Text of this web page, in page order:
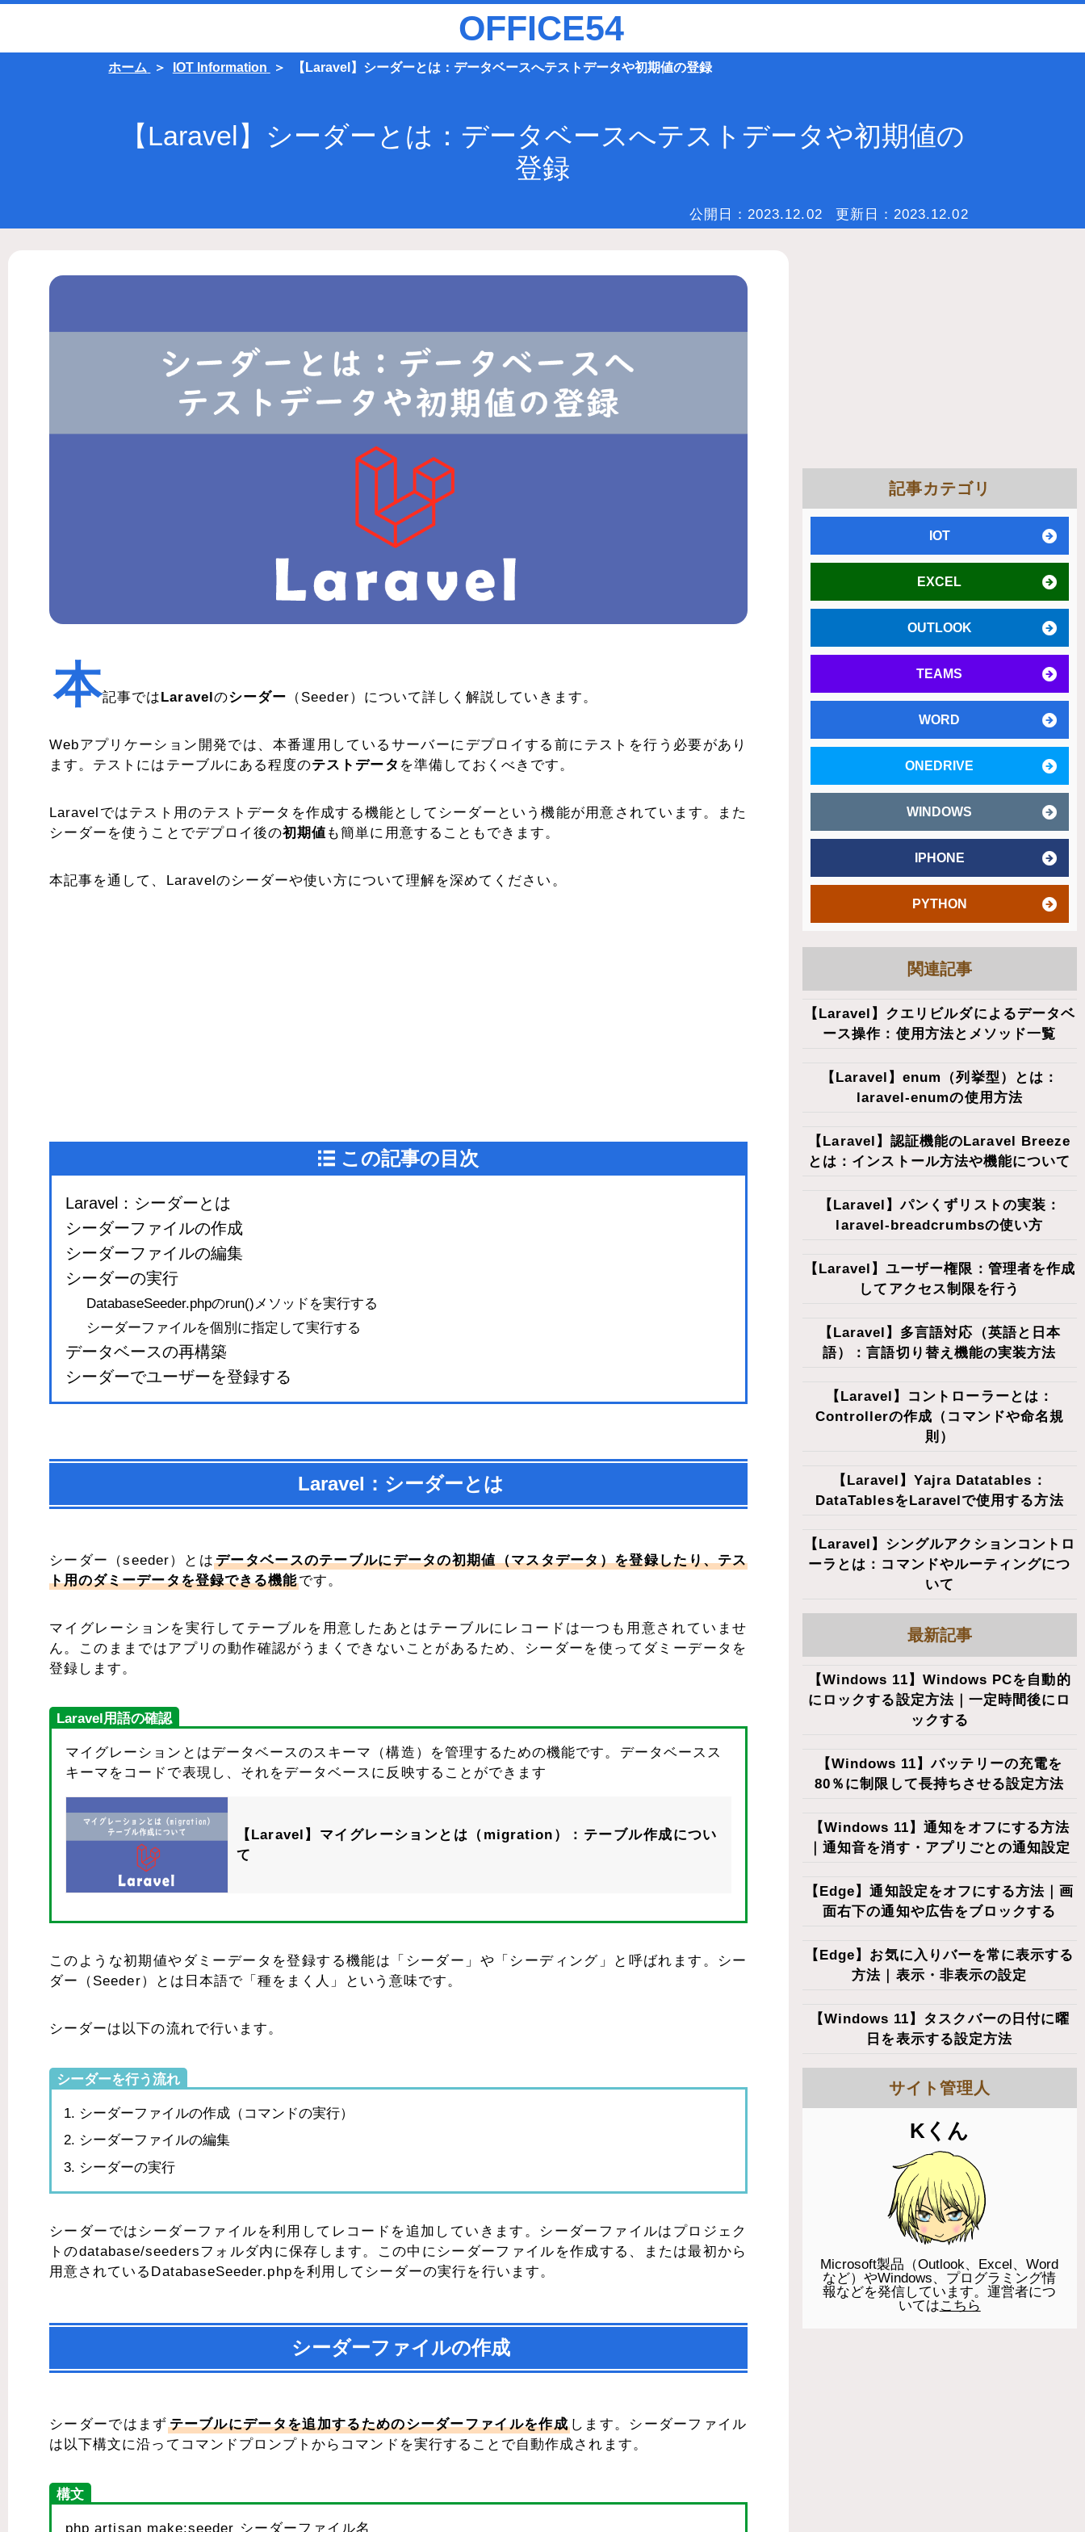
OFFICE54
ホーム IOT Information 【Laravel】シーダーとは：データベースへテストデータや初期値の登録
【Laravel】シーダーとは：データベースへテストデータや初期値の
登録
公開日： 2023.12.02 更新日： 2023.12.02
本記事ではLaravelのシーダー （Seeder）について詳しく解説していきます。
Webアプリケーション開発では、本番運用しているサーバーにデプロイする前にテストを行う必要があり
ます。テストにはテーブルにある程度のテストデータ を準備しておくべきです。
Laravelではテスト用のテストデータを作成する機能としてシーダーという機能が用意されています。また
シーダーを使うことでデプロイ後の初期値 も簡単に用意することもできます。
本記事を通して、Laravelのシーダーや使い方について理解を深めてください。
この記事の目次
Laravel：シーダーとは
シーダーファイルの作成
シーダーファイルの編集
シーダーの実行
DatabaseSeeder.phpのrun()メソッドを実行する
シーダーファイルを個別に指定して実行する
データベースの再構築
シーダーでユーザーを登録する
Laravel：シーダーとは
シーダー（seeder）とはデータベースのテーブルにデータの初期値（マスタデータ）を登録したり、テス
ト用のダミーデータを登録できる機能です。
マイグレーションを実行してテーブルを用意したあとはテーブルにレコードは一つも用意されていませ
ん。このままではアプリの動作確認がうまくできないことがあるため、シーダーを使ってダミーデータを
登録します。
Laravel用語の確認
マイグレーションとはデータベースのスキーマ（構造）を管理するための機能です。データベースス
キーマをコードで表現し、それをデータベースに反映することができます
【Laravel】マイグレーションとは（migration）：テーブル作成につい
て
このような初期値やダミーデータを登録する機能は「シーダー」や「シーディング」と呼ばれます。シー
ダー（Seeder）とは日本語で「種をまく人」という意味です。
シーダーは以下の流れで行います。
シーダーを行う流れ
シーダーファイルの作成（コマンドの実行）
シーダーファイルの編集
シーダーの実行
シーダーではシーダーファイルを利用してレコードを追加していきます。シーダーファイルはプロジェク
トのdatabase/seedersフォルダ内に保存します。この中にシーダーファイルを作成する、または最初から
用意されているDatabaseSeeder.phpを利用してシーダーの実行を行います。
シーダーファイルの作成
シーダーではまずテーブルにデータを追加するためのシーダーファイルを作成します。シーダーファイル
は以下構文に沿ってコマンドプロンプトからコマンドを実行することで自動作成されます。
構文
php artisan make:seeder シーダーファイル名
記事カテゴリ
IOT
EXCEL
OUTLOOK
TEAMS
WORD
ONEDRIVE
WINDOWS
IPHONE
PYTHON
関連記事
【Laravel】クエリビルダによるデータベ
ース操作：使用方法とメソッド一覧
【Laravel】enum（列挙型）とは：
laravel-enumの使用方法
【Laravel】認証機能のLaravel Breeze
とは：インストール方法や機能について
【Laravel】パンくずリストの実装：
laravel-breadcrumbsの使い方
【Laravel】ユーザー権限：管理者を作成
してアクセス制限を行う
【Laravel】多言語対応（英語と日本
語）：言語切り替え機能の実装方法
【Laravel】コントローラーとは：
Controllerの作成（コマンドや命名規
則）
【Laravel】Yajra Datatables：
DataTablesをLaravelで使用する方法
【Laravel】シングルアクションコントロ
ーラとは：コマンドやルーティングにつ
いて
最新記事
【Windows 11】Windows PCを自動的
にロックする設定方法｜一定時間後にロ
ックする
【Windows 11】バッテリーの充電を
80％に制限して長持ちさせる設定方法
【Windows 11】通知をオフにする方法
｜通知音を消す・アプリごとの通知設定
【Edge】通知設定をオフにする方法｜画
面右下の通知や広告をブロックする
【Edge】お気に入りバーを常に表示する
方法｜表示・非表示の設定
【Windows 11】タスクバーの日付に曜
日を表示する設定方法
サイト管理人
Kくん
Microsoft製品（Outlook、Excel、Word
など）やWindows、プログラミング情
報などを発信しています。運営者につ
いてはこちら